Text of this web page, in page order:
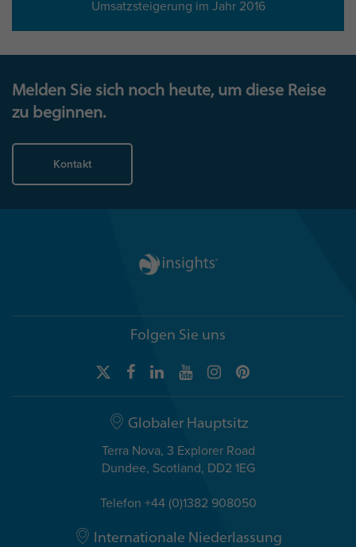
Umsatzsteigerung im Jahr 2016
Melden Sie sich noch heute, um diese Reise
zu beginnen.
Kontakt
Folgen Sie uns
Globaler Hauptsitz
Terra Nova, 3 Explorer Road
Dundee, Scotland, DD2 1EG
Telefon +44 (0)1382 908050
Internationale Niederlassung